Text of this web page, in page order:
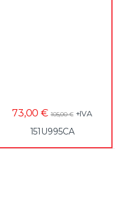
73,00€ 105,00€ +IVA
151U995CA